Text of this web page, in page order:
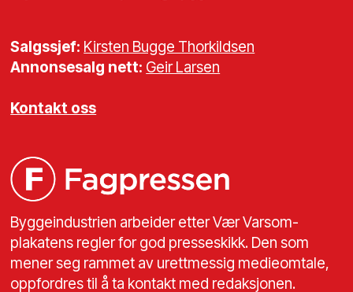
Salgssjef: Kirsten Bugge Thorkildsen
Annonsesalg nett: Geir Larsen
Kontakt oss
Byggeindustrien arbeider etter Vær Varsom-
plakatens regler for god presseskikk. Den som
mener seg rammet av urettmessig medieomtale,
oppfordres til å ta kontakt med redaksjonen.